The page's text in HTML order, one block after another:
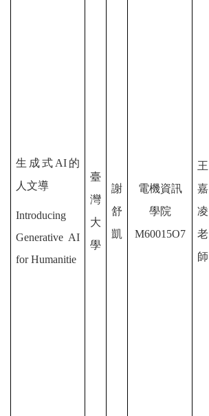
生成式AI的
人文導
Introducing
Generative AI
for Humanitie
臺
灣
大
學
謝
舒
凱
電機資訊
學院
M60015O7
王
嘉
凌
老
師